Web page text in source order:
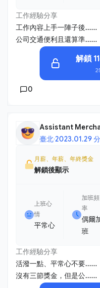
工作經驗分享
工作內容上手一陣子後......
公司交通便利且還算準......
解鎖
0
Assistant
臺北·2023.01.29
月薪、年薪、年終獎金
解鎖後顯示
上班心
情
平常心
加班頻
率
偶爾
班
工作經驗分享
活潑一點、平常心不要......
沒有三節獎金，但是公......